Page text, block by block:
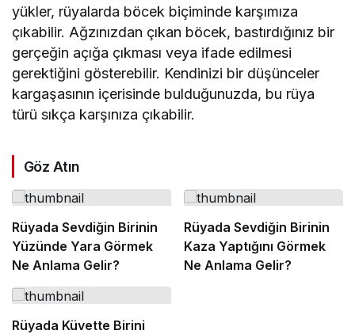
yükler, rüyalarda böcek biçiminde karşımıza
çıkabilir. Ağzınızdan çıkan böcek, bastırdığınız bir
gerçeğin açığa çıkması veya ifade edilmesi
gerektiğini gösterebilir. Kendinizi bir düşünceler
kargaşasının içerisinde bulduğunuzda, bu rüya
türü sıkça karşınıza çıkabilir.
Göz Atın
Rüyada Sevdiğin Birinin
Yüzünde Yara Görmek
Ne Anlama Gelir?
Rüyada Sevdiğin Birinin
Kaza Yaptığını Görmek
Ne Anlama Gelir?
Rüyada Küvette Birini